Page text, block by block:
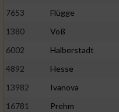
7653
Flügge
1380
Voß
6002
Halberstadt
4892
Hesse
13982
Ivanova
16781
Prehm